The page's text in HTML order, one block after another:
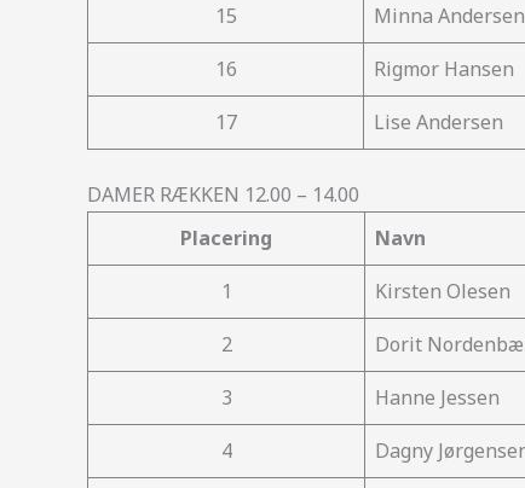
15
Minna Andersen
16
Rigmor Hansen
17
Lise Andersen
DAMER RÆKKEN 12.00 – 14.00
Placering
Navn
1
Kirsten Olesen
2
Dorit
3
Hanne Jessen
4
Dagny